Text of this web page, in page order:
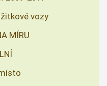
vozy
MÍRU